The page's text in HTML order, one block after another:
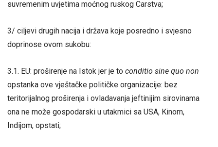
suvremenim uvjetima moćnog ruskog Carstva;
3/ ciljevi drugih nacija i država koje posredno i svjesno
doprinose ovom sukobu:
3.1. EU: proširenje na Istok jer je to conditio sine quo non
opstanka ove vještačke političke organizacije: bez
teritorijalnog proširenja i ovladavanja jeftinijim sirovinama
ona ne može gospodarski u utakmici sa USA, Kinom,
Indijom, opstati;